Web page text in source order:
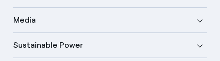
Media
Sustainable Power